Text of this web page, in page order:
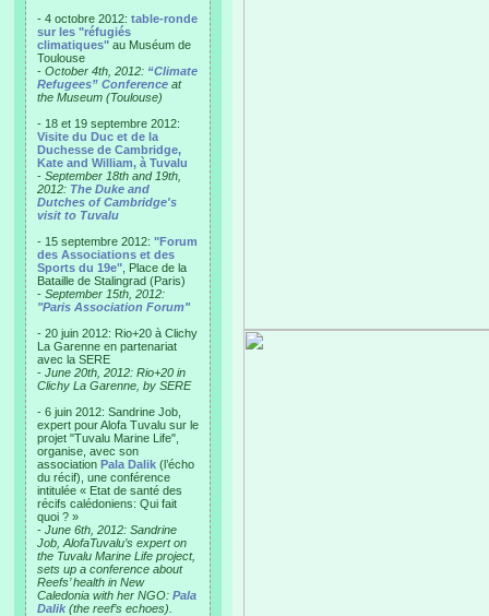
- 4 octobre 2012: table-ronde
sur les "réfugiés
climatiques" au Muséum de
Toulouse
- October 4th, 2012: “Climate
Refugees” Conference at
the Museum (Toulouse)
- 18 et 19 septembre 2012:
Visite du Duc et de la
Duchesse de Cambridge,
Kate and William, à Tuvalu
- September 18th and 19th,
2012: The Duke and
Dutches of Cambridge's
visit to Tuvalu
- 15 septembre 2012: "Forum
des Associations et des
Sports du 19e" , Place de la
Bataille de Stalingrad (Paris)
- September 15th, 2012:
"Paris Association Forum"
- 20 juin 2012: Rio+20 à Clichy
La Garenne en partenariat
avec la SERE
- June 20th, 2012: Rio+20 in
Clichy La Garenne, by SERE
- 6 juin 2012: Sandrine Job,
expert pour Alofa Tuvalu sur le
projet "Tuvalu Marine Life",
organise, avec son
association Pala Dalik (l’écho
du récif), une conférence
intitulée « Etat de santé des
récifs calédoniens: Qui fait
quoi ? »
- June 6th, 2012: Sandrine
Job, AlofaTuvalu’s expert on
the Tuvalu Marine Life project,
sets up a conference about
Reefs’ health in New
Caledonia with her NGO: Pala
Dalik (the reef’s echoes).